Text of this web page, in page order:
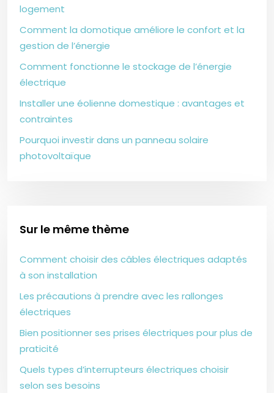
logement
Comment la domotique améliore le confort et la
gestion de l’énergie
Comment fonctionne le stockage de l’énergie
électrique
Installer une éolienne domestique : avantages et
contraintes
Pourquoi investir dans un panneau solaire
photovoltaïque
Sur le même thème
Comment choisir des câbles électriques adaptés
à son installation
Les précautions à prendre avec les rallonges
électriques
Bien positionner ses prises électriques pour plus de
praticité
Quels types d’interrupteurs électriques choisir
selon ses besoins